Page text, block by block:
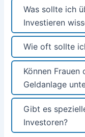
Was sollte ich
Investieren
Wie oft sollte
Können
Geldanlage
Gibt es
Investoren?